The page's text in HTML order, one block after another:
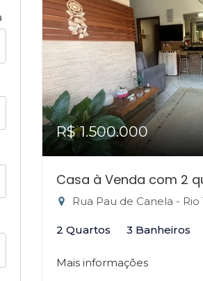
R$ 1.500.000
Casa à Venda com 2
Rua Pau de Canela - Rio
2 Quartos 3 Banheiros
Mais informações